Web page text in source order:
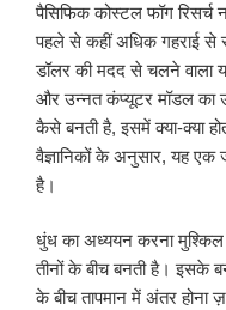
पैसिफिक कोस्टल फॉग रिसर्च
पहले से कहीं अधिक गहराई से
डॉलर की मदद से चलने वाला
और उन्नत कंप्यूटर मॉडल का
कैसे बनती है, इसमें क्या-क्या
वैज्ञानिकों के अनुसार, यह एक
है।
धुंध का अध्ययन करना मुश्किल
तीनों के बीच बनती है। इसके
के बीच तापमान में अंतर होना